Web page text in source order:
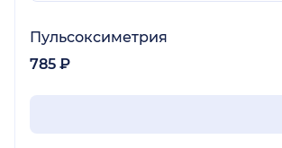
Пульсоксиметрия
785 ₽